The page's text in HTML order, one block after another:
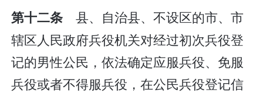
第十二条 县、自治县、不设区的市、市
辖区人民政府兵役机关对经过初次兵役登
记的男性公民，依法确定应服兵役、免服
兵役或者不得服兵役，在公民兵役登记信